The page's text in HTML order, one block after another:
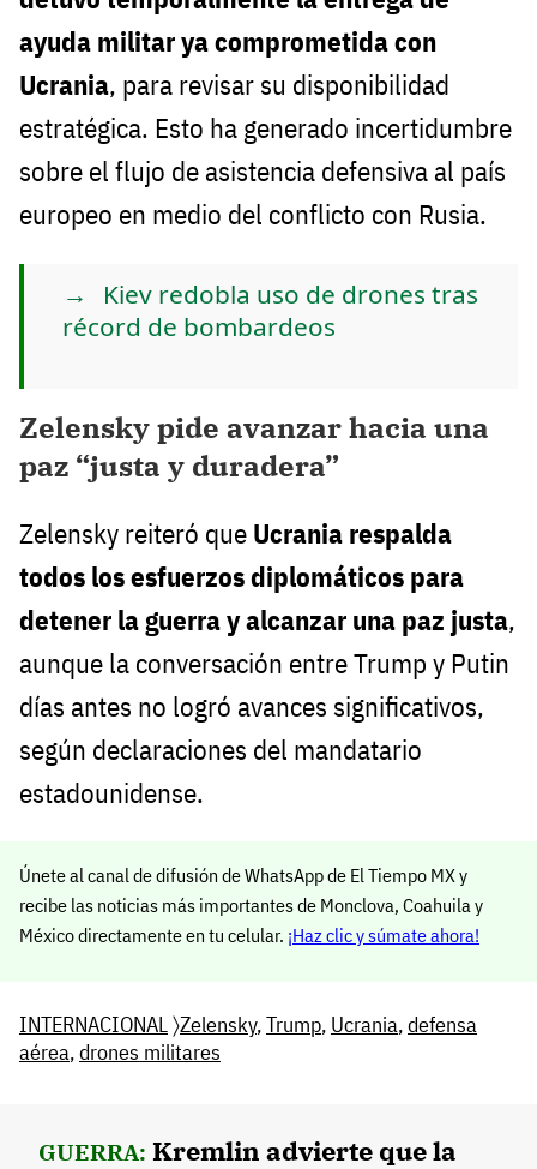
ayuda militar ya comprometida con
Ucrania, para revisar su disponibilidad
estratégica. Esto ha generado incertidumbre
sobre el flujo de asistencia defensiva al país
europeo en medio del conflicto con Rusia.
Kiev redobla uso de drones tras
récord de bombardeos
Zelensky pide avanzar hacia una
paz “justa y duradera”
Zelensky reiteró que Ucrania respalda
todos los esfuerzos diplomáticos para
detener la guerra y alcanzar una paz justa,
aunque la conversación entre Trump y Putin
días antes no logró avances significativos,
según declaraciones del mandatario
estadounidense.
Únete al canal de difusión de WhatsApp de El Tiempo MX y
recibe las noticias más importantes de Monclova, Coahuila y
México directamente en tu celular. ¡Haz clic y súmate ahora!
INTERNACIONAL〉Zelensky,Trump, Ucrania,defensa
aérea,drones militares
GUERRA: Kremlin advierte que la